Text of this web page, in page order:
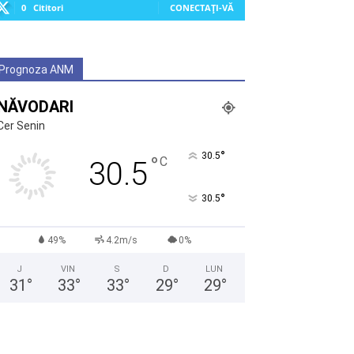
0 Cititori CONECTAȚI-VĂ
Prognoza ANM
Senin
30.5°C 30.5°
30.5°
49% 4.2m/s 0%
J
31 °
VIN
33°
S
33°
D
29°
LUN
29°